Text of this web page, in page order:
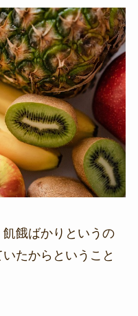
餓ばかりというの
たからということ